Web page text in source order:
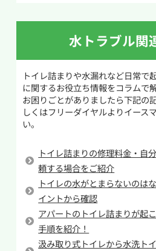
これを数回繰り返し、1時間
を流して改善しているか確
ふやかし、詰まりの原因を
らに高い位置からお湯を注
り、詰まりを押し流しやす
固形物を落とした場合や症
すめします。
へ浸透し、気づかないうち
また、少量の水漏れは原因
ンでもあります。パッキン
ど、初期段階では水量が少
とともに症状が悪化し、突
るケースもあります。そうな
あります。さらに、湿った
や悪臭の発生につながる点
イレは湿気がこもりやすい
でカビが繁殖し、衛生面に
掃除をしてもニオイが取れ
因になっていることもありま
水トラブル関
トイレ詰まりや水漏れなど日常で
に関するお役立ち情報をコラムで
お困りごとがありましたら下記の
しくはフリーダイヤルよりイース
い。
トイレ詰まりの修理料金・自
頼する場合をご紹介
トイレの水がとまらないのは
イントから確認
アパートのトイレ詰まりが起
手順を紹介！
汲み取り式トイレから水洗ト